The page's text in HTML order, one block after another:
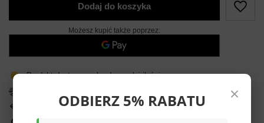
Dodaj do koszyka
Możesz kupić także poprzez:
Produkt dostępny w bardzo małej ilości
dni na łatwy zwrot
×
ODBIERZ 5% RABATU